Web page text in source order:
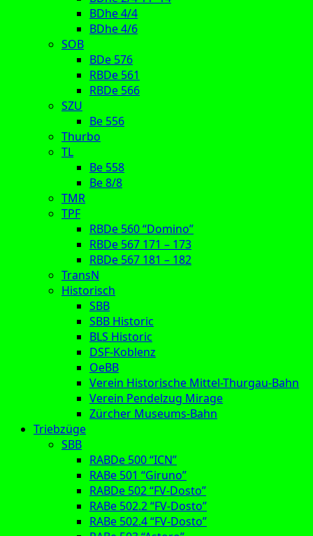
BDhe 4/4
BDhe 4/6
SOB
BDe 576
RBDe 561
RBDe 566
SZU
Be 556
Thurbo
TL
Be 558
Be 8/8
TMR
TPF
RBDe 560 “Domino”
RBDe 567 171 – 173
RBDe 567 181 – 182
TransN
Historisch
SBB
SBB Historic
BLS Historic
DSF-Koblenz
OeBB
Verein Historische Mittel-Thurgau-Bahn
Verein Pendelzug Mirage
Zürcher Museums-Bahn
Triebzüge
SBB
RABDe 500 “ICN”
RABe 501 “Giruno”
RABDe 502 “FV-Dosto”
RABe 502.2 “FV-Dosto”
RABe 502.4 “FV-Dosto”